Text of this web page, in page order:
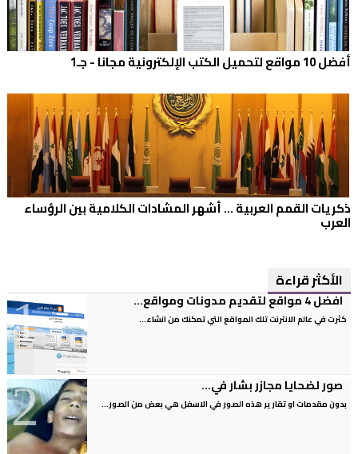
أفضل 10 مواقع لتحميل الكتب الإلكترونية مجانا - جـ1
ذكريات القمم العربية ... أشهر المشادات الكلامية بين الرؤساء
العرب
الأكثر قراءة
افضل 4 مواقع لتقديم مدونات ومواقع...
كثرت في عالم الانترنت تلك المواقع التي تمكنك من انشاء...
صور لضحايا مجازر بشار في...
بدون مقدمات او تقارير هذه الصور في الاسفل هي بعض من الصور...